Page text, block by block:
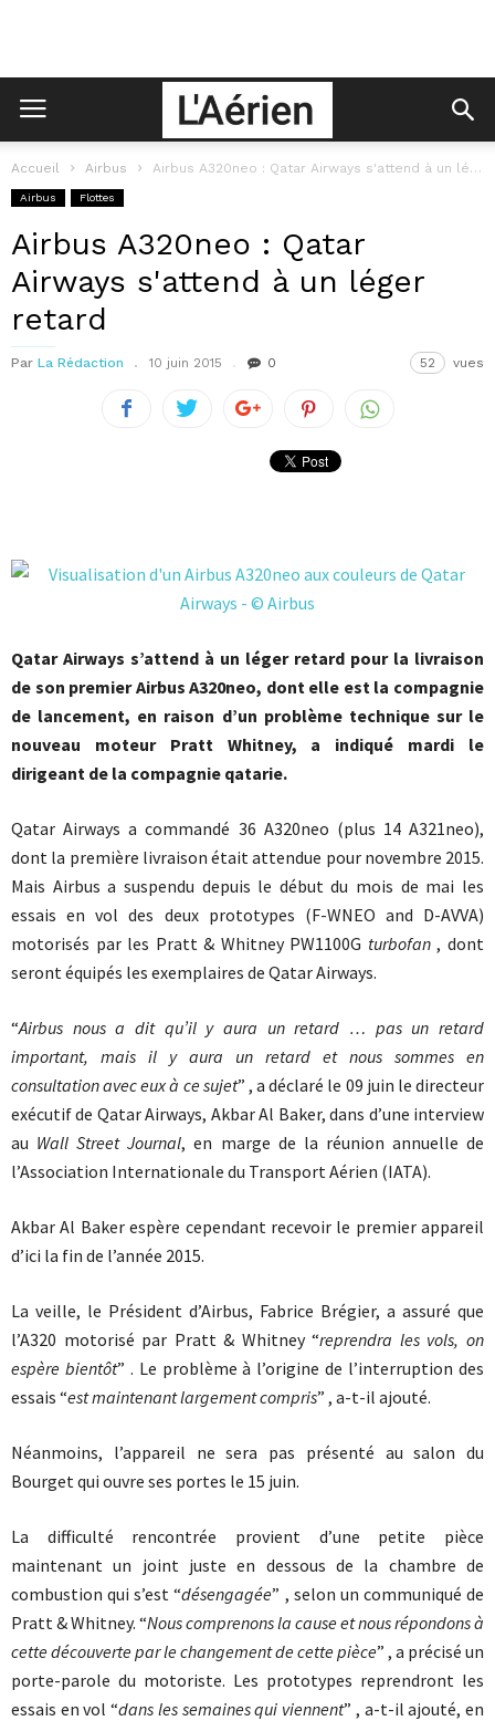
Accueil Airbus Airbus A320neo : Qatar Airways s'attend à un léger retard
Airbus Flottes
Airbus A320neo : Qatar
Airways s'attend à un léger
retard
Par La Rédaction 10 juin 2015 0 52 vues
Qatar Airways s’attend à un léger retard pour la livraison
de son premier Airbus A320neo, dont elle est la compagnie
de lancement, en raison d’un problème technique sur le
nouveau moteur Pratt Whitney, a indiqué mardi le
dirigeant de la compagnie qatarie.
Qatar Airways a commandé 36 A320neo (plus 14 A321neo),
dont la première livraison était attendue pour novembre 2015.
Mais Airbus a suspendu depuis le début du mois de mai les
essais en vol des deux prototypes (F-WNEO and D-AVVA)
motorisés par les Pratt & Whitney PW1100G turbofan, dont
seront équipés les exemplaires de Qatar Airways.
“Airbus nous a dit qu’il y aura un retard … pas un retard
important, mais il y aura un retard et nous sommes en
consultation avec eux à ce sujet” , a déclaré le 09 juin le directeur
exécutif de Qatar Airways, Akbar Al Baker, dans d’une interview
au Wall Street Journal, en marge de la réunion annuelle de
l’Association Internationale du Transport Aérien (IATA).
Akbar Al Baker espère cependant recevoir le premier appareil
d’ici la fin de l’année 2015.
La veille, le Président d’Airbus, Fabrice Brégier, a assuré que
l’A320 motorisé par Pratt & Whitney “reprendra les vols, on
espère bientôt” . Le problème à l’origine de l’interruption des
essais “est maintenant largement compris” , a-t-il ajouté.
Néanmoins, l’appareil ne sera pas présenté au salon du
Bourget qui ouvre ses portes le 15 juin.
La difficulté rencontrée provient d’une petite pièce
maintenant un joint juste en dessous de la chambre de
combustion qui s’est “désengagée” , selon un communiqué de
Pratt & Whitney. “Nous comprenons la cause et nous répondons à
cette découverte par le changement de cette pièce” , a précisé un
porte-parole du motoriste. Les prototypes reprendront les
essais en vol “dans les semaines qui viennent” , a-t-il ajouté, en